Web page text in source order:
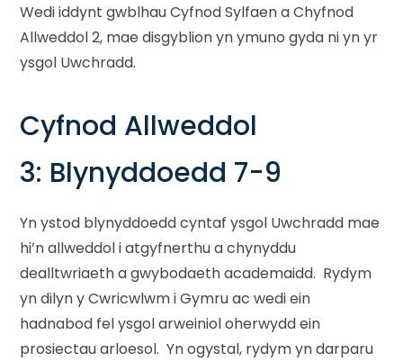
Wedi iddynt gwblhau Cyfnod Sylfaen a Chyfnod
Allweddol 2, mae disgyblion yn ymuno gyda ni yn yr
ysgol Uwchradd.
Cyfnod Allweddol
3: Blynyddoedd 7-9
Yn ystod blynyddoedd cyntaf ysgol Uwchradd mae
hi’n allweddol i atgyfnerthu a chynyddu
dealltwriaeth a gwybodaeth academaidd. Rydym
yn dilyn y Cwricwlwm i Gymru ac wedi ein
hadnabod fel ysgol arweiniol oherwydd ein
prosiectau arloesol. Yn ogystal, rydym yn darparu